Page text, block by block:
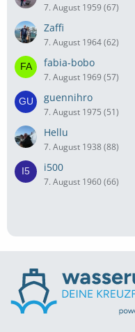
7. August 1959 (67)
Zaffi
7. August 1964 (62)
fabia-bobo
7. August 1969 (57)
guennihro
7. August 1975 (51)
Hellu
7. August 1938 (88)
i500
7. August 1960 (66)